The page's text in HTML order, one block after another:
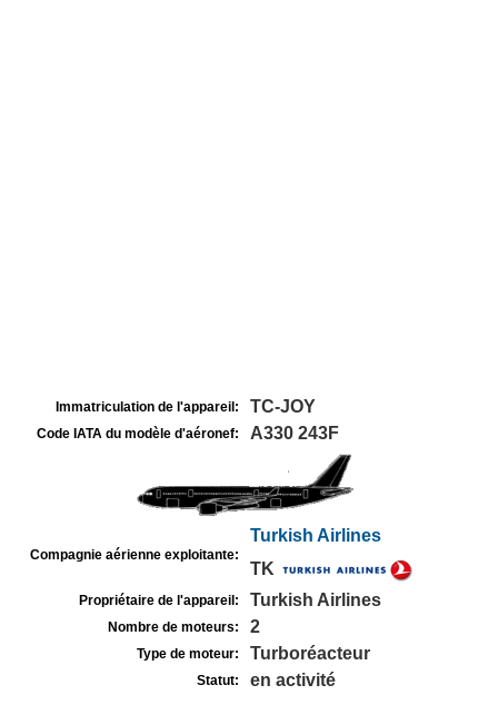
Immatriculation de l'appareil: TC-JOY
Code IATA du modèle d'aéronef: A330 243F
Compagnie aérienne exploitante:
Turkish Airlines
TK
Propriétaire de l'appareil: Turkish Airlines
Nombre de moteurs: 2
Type de moteur: Turboréacteur
Statut: en activité